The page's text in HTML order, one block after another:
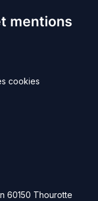
mentions
cookies
60150 Thourotte